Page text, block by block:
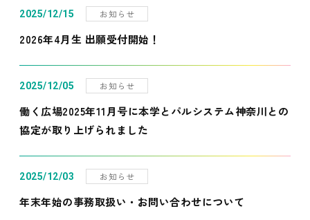
2025/12/15 お知らせ
2026年4月生 出願受付開始！
2025/12/05 お知らせ
働く広場2025年11月号に本学とパルシステム神奈川との
協定が取り上げられました
2025/12/03 お知らせ
年末年始の事務取扱い・お問い合わせについて